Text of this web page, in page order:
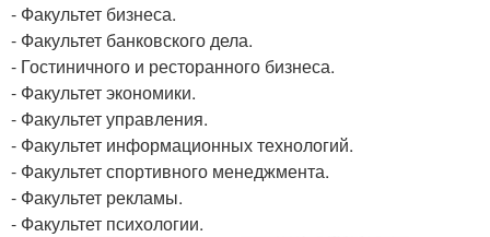
- Факультет бизнеса.
- Факультет банковского дела.
- Гостиничного и ресторанного бизнеса.
- Факультет экономики.
- Факультет управления.
- Факультет информационных технологий.
- Факультет спортивного менеджмента.
- Факультет рекламы.
- Факультет психологии.